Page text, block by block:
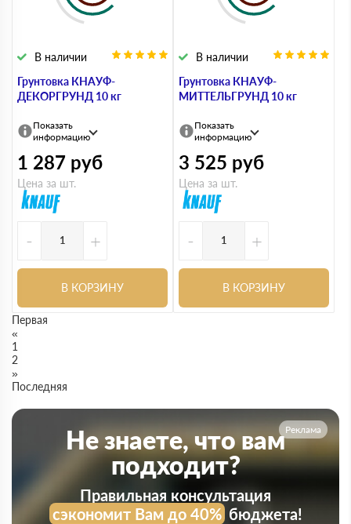
Грунтовка КНАУФ-
ДЕКОРГРУНД 10 кг
В наличии
Показать
информацию
1 287 руб
Цена за шт.
- +
В КОРЗИНУ
Грунтовка КНАУФ-
МИТТЕЛЬГРУНД 10 кг
В наличии
Показать
информацию
3 525 руб
Цена за шт.
- +
В КОРЗИНУ
Первая
«
1
2
»
Последняя
Реклама
Не знаете, что вам
подходит?
Правильная консультация
сэкономит Вам до 40%бюджета!